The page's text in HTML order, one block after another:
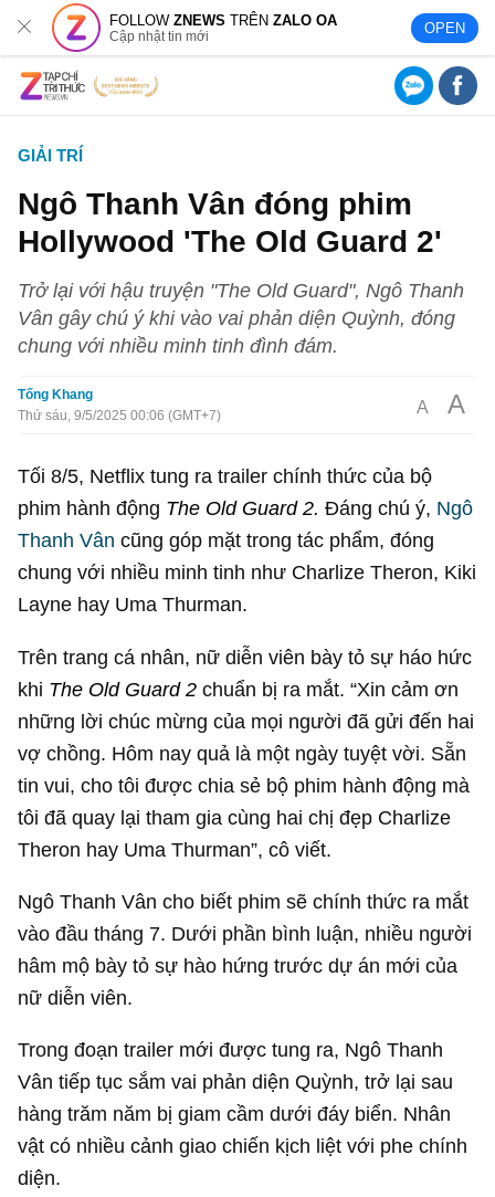
FOLLOWZNEWS TRÊNZALO OA
Cập nhật tin mới OPEN
GIẢI TRÍ
Ngô Thanh Vân đóng phim
Hollywood 'The Old Guard 2'
Trở lại với hậu truyện "The Old Guard", Ngô Thanh
Vân gây chú ý khi vào vai phản diện Quỳnh, đóng
chung với nhiều minh tinh đình đám.
Tống Khang
Thứ sáu, 9/5/2025 00:06 (GMT+7)
A A
Tối 8/5, Netflix tung ra trailer chính thức của bộ
phim hành động The Old Guard 2.Đáng chú ý, Ngô
Thanh Vân cũng góp mặt trong tác phẩm, đóng
chung với nhiều minh tinh như Charlize Theron, Kiki
Layne hay Uma Thurman.
Trên trang cá nhân, nữ diễn viên bày tỏ sự háo hức
khi The Old Guard 2chuẩn bị ra mắt. “Xin cảm ơn
những lời chúc mừng của mọi người đã gửi đến hai
vợ chồng. Hôm nay quả là một ngày tuyệt vời. Sẵn
tin vui, cho tôi được chia sẻ bộ phim hành động mà
tôi đã quay lại tham gia cùng hai chị đẹp Charlize
Theron hay Uma Thurman”, cô viết.
Ngô Thanh Vân cho biết phim sẽ chính thức ra mắt
vào đầu tháng 7. Dưới phần bình luận, nhiều người
hâm mộ bày tỏ sự hào hứng trước dự án mới của
nữ diễn viên.
Trong đoạn trailer mới được tung ra, Ngô Thanh
Vân tiếp tục sắm vai phản diện Quỳnh, trở lại sau
hàng trăm năm bị giam cầm dưới đáy biển. Nhân
vật có nhiều cảnh giao chiến kịch liệt với phe chính
diện.